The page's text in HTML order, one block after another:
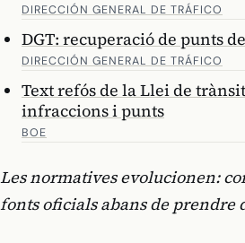
DIRECCIÓN GENERAL DE TRÁFICO
DGT: recuperació de punts
DIRECCIÓN GENERAL DE TRÁFICO
Text refós de la Llei de
infraccions i punts
BOE
Les normatives evolucionen:
fonts oficials abans de prendre